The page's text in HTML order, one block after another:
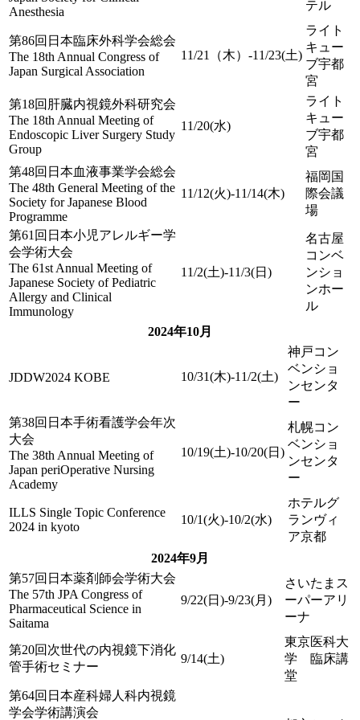
Anesthesia
テル
第86回日本臨床外科学会総会
The 18th Annual Congress of
Japan Surgical Association
11/21（木）-11/23(土)
ライト
キュー
ブ宇都
宮
第18回肝臓内視鏡外科研究会
The 18th Annual Meeting of
Endoscopic Liver Surgery Study
Group
11/20(水)
ライト
キュー
ブ宇都
宮
第48回日本血液事業学会総会
The 48th General Meeting of the
Society for Japanese Blood
Programme
11/12(火)-11/14(木)
福岡国
際会議
場
第61回日本小児アレルギー学
会学術大会
The 61st Annual Meeting of
Japanese Society of Pediatric
Allergy and Clinical
Immunology
11/2(土)-11/3(日)
名古屋
コンベ
ンショ
ンホー
ル
2024年10月
JDDW2024 KOBE 10/31(木)-11/2(土)
神戸コン
ベンショ
ンセンタ
ー
第38回日本手術看護学会年次
大会
The 38th Annual Meeting of
Japan periOperative Nursing
Academy
10/19(土)-10/20(日)
札幌コン
ベンショ
ンセンタ
ー
ILLS Single Topic Conference
2024 in kyoto
10/1(火)-10/2(水)
ホテルグ
ランヴィ
ア京都
2024年9月
第57回日本薬剤師会学術大会
The 57th JPA Congress of
Pharmaceutical Science in
Saitama
9/22(日)-9/23(月)
さいたまス
ーパーアリ
ーナ
第20回次世代の内視鏡下消化
管手術セミナー
9/14(土)
東京医科大
学 臨床講
堂
第64回日本産科婦人科内視鏡
学会学術講演会